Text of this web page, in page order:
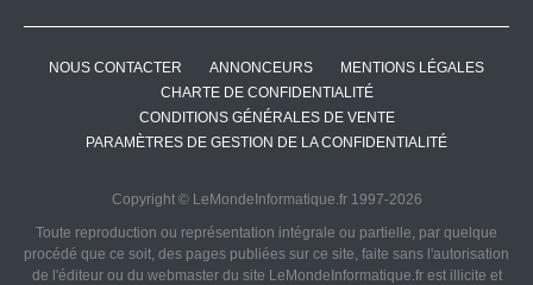
NOUS CONTACTER ANNONCEURS
MENTIONS LÉGALES
CHARTE DE CONFIDENTIALITÉ
CONDITIONS GÉNÉRALES DE VENTE
PARAMÈTRES DE GESTION DE LA CONFIDENTIALITÉ
Copyright © LeMondeInformatique.fr 1997-2026
Toute reproduction ou représentation intégrale ou partielle, par quelque
procédé que ce soit, des pages publiées sur ce site, faite sans l'autorisation
de l'éditeur ou du webmaster du site LeMondeInformatique.fr est illicite et